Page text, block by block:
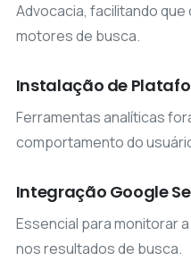
Advocacia, facilitando
motores de busca.
Instalação de
Ferramentas analíticas
comportamento do
Integração Google
Essencial para monitorar
nos resultados de busca.